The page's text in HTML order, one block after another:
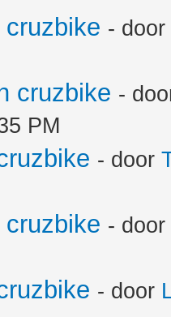
- door
cruzbike -
PM
- door
- door
- door